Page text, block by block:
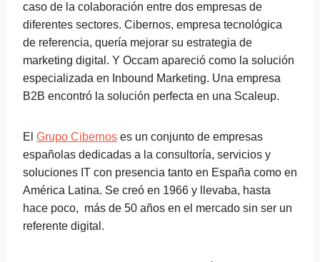
caso de la colaboración entre dos empresas de
diferentes sectores. Cibernos, empresa tecnológica
de referencia, quería mejorar su estrategia de
marketing digital. Y Occam apareció como la solución
especializada en Inbound Marketing. Una empresa
B2B encontró la solución perfecta en una Scaleup.
El Grupo Cibernos es un conjunto de empresas
españolas dedicadas a la consultoría, servicios y
soluciones IT con presencia tanto en España como en
América Latina. Se creó en 1966 y llevaba, hasta
hace poco, más de 50 años en el mercado sin ser un
referente digital.